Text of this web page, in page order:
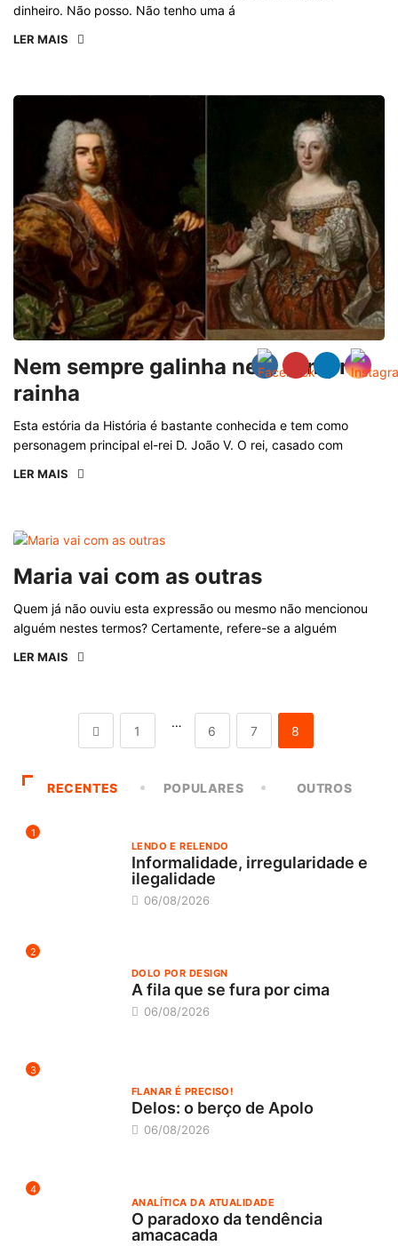
dinheiro. Não posso. Não tenho uma á
LER MAIS
Nem sempre galinha nem sempre
rainha
Esta estória da História é bastante conhecida e tem como
personagem principal el-rei D. João V. O rei, casado com
LER MAIS
Maria vai com as outras
Quem já não ouviu esta expressão ou mesmo não mencionou
alguém nestes termos? Certamente, refere-se a alguém
LER MAIS
1
…
6 7 8
RECENTES POPULARES OUTROS
1
LENDO E RELENDO
Informalidade, irregularidade e
ilegalidade
06/08/2026
2
DOLO POR DESIGN
A fila que se fura por cima
06/08/2026
3
FLANAR É PRECISO!
Delos: o berço de Apolo
06/08/2026
4
ANALÍTICA DA ATUALIDADE
O paradoxo da tendência
amacacada